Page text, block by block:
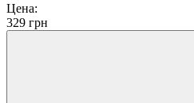
Цена:
329 грн